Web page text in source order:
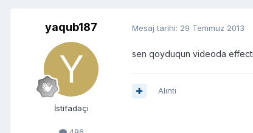
yaqub187
İstifadəçi
Mesaj tarihi: 29 Temmuz 2013
sen qoyduqun videoda
Alıntı